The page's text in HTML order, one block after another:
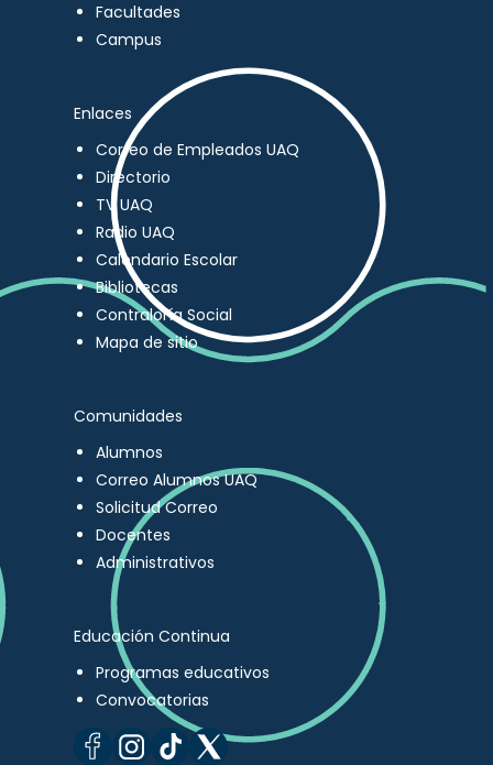
Facultades
Campus
Enlaces
Correo de Empleados UAQ
Directorio
TV UAQ
Radio UAQ
Calendario Escolar
Bibliotecas
Contraloría Social
Mapa de sitio
Comunidades
Alumnos
Correo Alumnos UAQ
Solicitud Correo
Docentes
Administrativos
Educación Continua
Programas educativos
Convocatorias